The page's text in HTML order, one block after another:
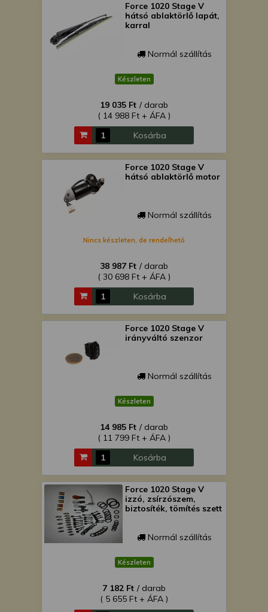
Force 1020 Stage V
hátsó ablaktörlő lapát,
karral
Normál szállítás
Készleten
19 035 Ft / darab
( 14 988 Ft + ÁFA )
Kosárba
Force 1020 Stage V
hátsó ablaktörlő motor
Normál szállítás
Nincs készleten, de rendelhető
38 987 Ft / darab
( 30 698 Ft + ÁFA )
Kosárba
Force 1020 Stage V
irányváltó szenzor
Normál szállítás
Készleten
14 985 Ft / darab
( 11 799 Ft + ÁFA )
Kosárba
Force 1020 Stage V
izzó, zsírzószem,
biztosíték, tömítés szett
Normál szállítás
Készleten
7 182 Ft / darab
( 5 655 Ft + ÁFA )